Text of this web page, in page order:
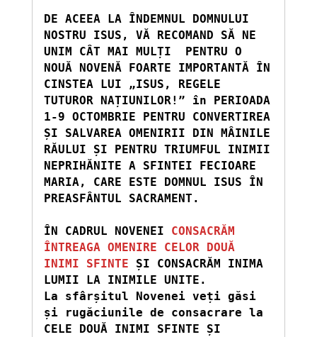
DE ACEEA LA ÎNDEMNUL DOMNULUI
NOSTRU ISUS, VĂ RECOMAND SĂ NE
UNIM CÂT MAI MULȚI  PENTRU O
NOUĂ NOVENĂ FOARTE IMPORTANTĂ ÎN
CINSTEA LUI „ISUS, REGELE
TUTUROR NAȚIUNILOR!” în PERIOADA
1-9 OCTOMBRIE PENTRU CONVERTIREA
ȘI SALVAREA OMENIRII DIN MÂINILE
RĂULUI ȘI PENTRU TRIUMFUL INIMII
NEPRIHĂNITE A SFINTEI FECIOARE
MARIA, CARE ESTE DOMNUL ISUS ÎN
PREASFÂNTUL SACRAMENT.
ÎN CADRUL NOVENEI CONSACRĂM
ÎNTREAGA OMENIRE CELOR DOUĂ
INIMI SFINTE ȘI CONSACRĂM INIMA
LUMII LA INIMILE UNITE.
La sfârșitul Novenei veți găsi
și rugăciunile de consacrare la